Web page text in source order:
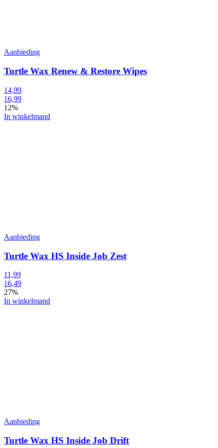
Aanbieding
Turtle Wax Renew & Restore Wipes
14,99
16,99
12%
In winkelmand
Aanbieding
Turtle Wax HS Inside Job Zest
11,99
16,49
27%
In winkelmand
Aanbieding
Turtle Wax HS Inside Job Drift